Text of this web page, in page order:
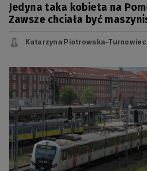
Jedyna taka kobieta na
Zawsze chciała być
Katarzyna Piotrowska-